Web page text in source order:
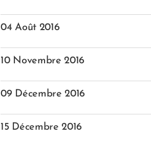
04 Août 2016
10 Novembre 2016
09 Décembre 2016
15 Décembre 2016